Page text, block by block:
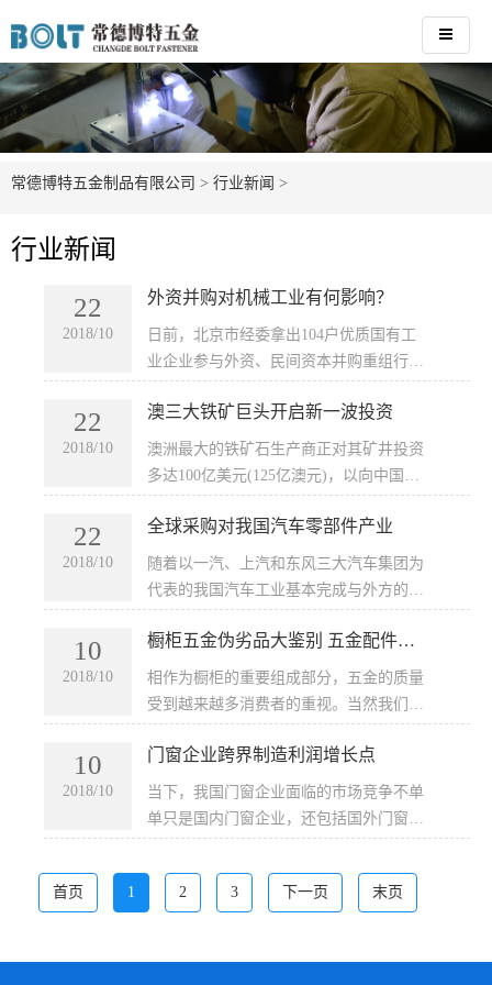
常德博特五金制品有限公司 > 行业新闻 >
行业新闻
22
2018/10
外资并购对机械工业有何影响？
​日前，北京市经委拿出104户优质国有工
业企业参与外资、民间资本并购重组行
动。在这104户北京工业企业中有北京第
二机床厂、北京华德液压工业集团、北京
阀门总厂有限公司、北京齿轮总厂、...
22
2018/10
澳三大铁矿巨头开启新一波投资
​澳洲最大的铁矿石生产商正对其矿井投资
多达100亿美元(125亿澳元)，以向中国源
源不断输送货物，因为它们最大客户的需
求几乎没有任何减缓迹象。在力拓
(RioTinto)的带头下，澳洲三大出口商计
划...
22
2018/10
全球采购对我国汽车零部件产业
​随着以一汽、上汽和东风三大汽车集团为
代表的我国汽车工业基本完成与外方的合
资、重组，全面融入国际市场竞争，占据
我国汽车工业半壁江山的零部件产业也加
快了向国际市场进军的步伐，...
10
2018/10
橱柜五金伪劣品大鉴别 五金配件选
购有技巧
​相作为橱柜的重要组成部分，五金的质量
受到越来越多消费者的重视。当然我们也
需要在购买时候提防不法商人的欺骗，毕
竟橱柜五金类别很多，很容易挑花眼。所
以在选购时，还需注...
10
2018/10
门窗企业跨界制造利润增长点
​当下，我国门窗企业面临的市场竞争不单
单只是国内门窗企业，还包括国外门窗企
业。而近来，有业内人士指出，门窗企业
竞争的覆盖范围已经从本行业向外延伸。
门窗企业若想成功突...
首页 1 2 3 下一页 末页